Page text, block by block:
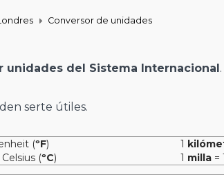
Conversor de unidades
unidades del Sistema Internacional .
serte útiles.
(ºF) 1
Celsius (ºC) 1 milla =